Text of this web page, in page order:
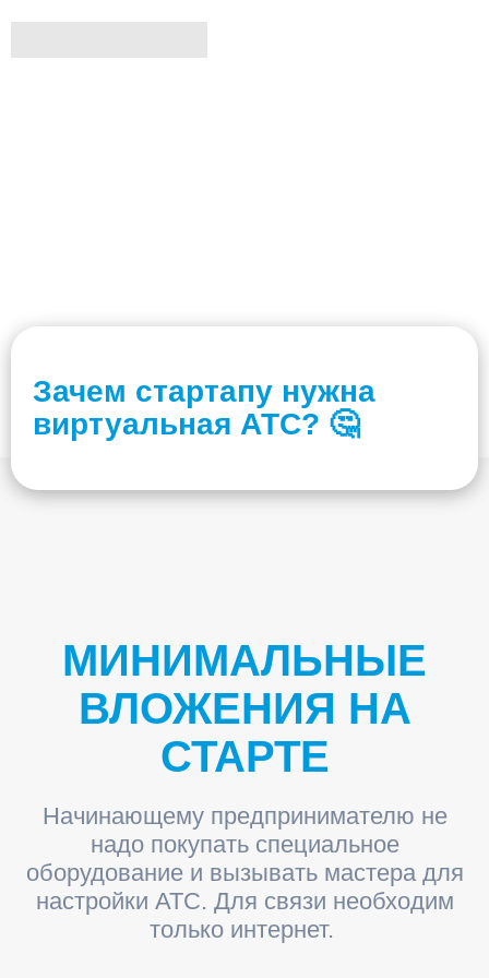
Зачем стартапу нужна
виртуальная АТС? 🤔
МИНИМАЛЬНЫЕ
ВЛОЖЕНИЯ НА
СТАРТЕ
Начинающему предпринимателю не
надо покупать специальное
оборудование и вызывать мастера для
настройки АТС. Для связи необходим
только интернет.